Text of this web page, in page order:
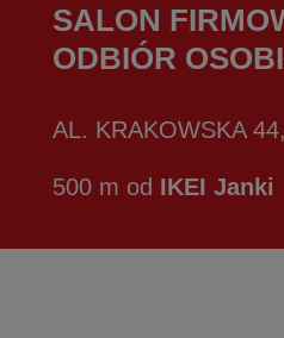
SALON
ODBIÓR
AL. KRAKOWSKA
500 m od IKEI Janki